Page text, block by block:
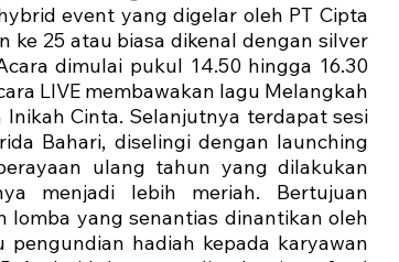
event yang digelar oleh PT Cipta
ke 25 atau biasa dikenal dengan silver
dimulai pukul 14.50 hingga 16.30
LIVE membawakan lagu Melangkah
Cinta. Selanjutnya terdapat sesi
Bahari, diselingi dengan launching
ulang tahun yang dilakukan
menjadi lebih meriah. Bertujuan
lomba yang senantias dinantikan oleh
hadiah kepada karyawan